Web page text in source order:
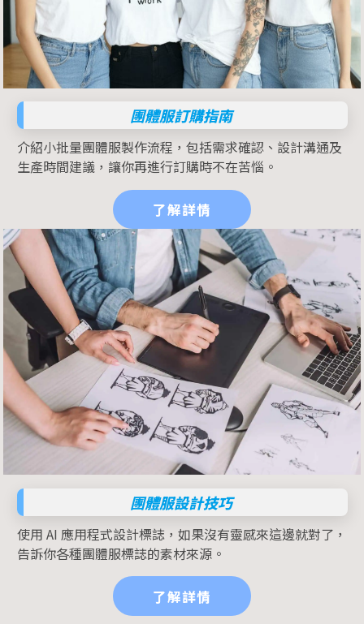
團體服訂購指南
介紹小批量團體服製作流程，包括需求確認、設計溝通及
生產時間建議，讓你再進行訂購時不在苦惱。
了解詳情
團體服設計技巧
使用 AI 應用程式設計標誌，如果沒有靈感來這邊就對了，
告訴你各種團體服標誌的素材來源。
了解詳情